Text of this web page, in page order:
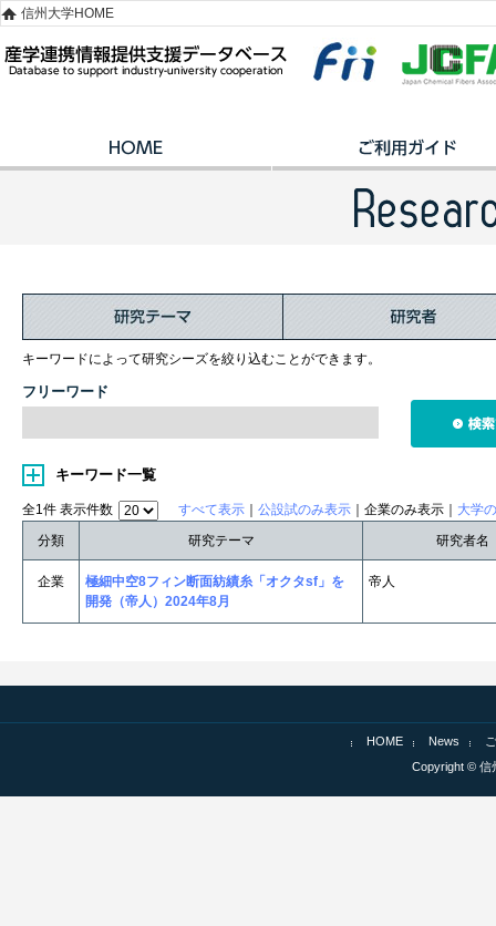
信州大学HOME
キーワードによって研究シーズを絞り込むことができます。
フリーワード
キーワード一覧
全1件 表示件数 すべて表示 公設試のみ表示 ｜企業のみ表示｜ 大学
分類
研究テーマ 研究者名
企業
極細中空8フィン断面紡績糸「オクタsf」を
開発（帝人）2024年8月
帝人
HOME News
Copyright © 信